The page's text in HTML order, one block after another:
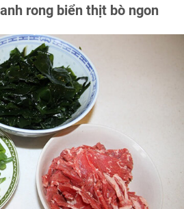
rong biển thịt bò ngon